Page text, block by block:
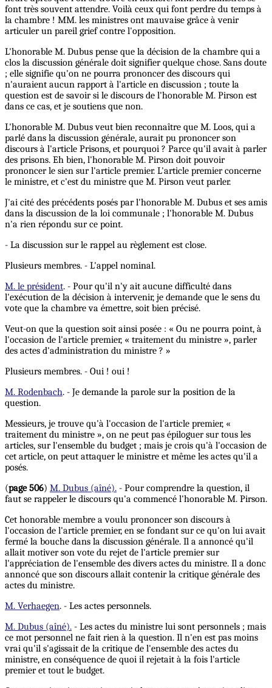
font très souvent attendre. Voilà ceux qui font perdre du temps à
la chambre ! MM. les ministres ont mauvaise grâce à venir
articuler un pareil grief contre l'opposition.
L'honorable M. Dubus pense que la décision de la chambre qui a
clos la discussion générale doit signifier quelque chose. Sans doute
; elle signifie qu'on ne pourra prononcer des discours qui
n'auraient aucun rapport à l'article en discussion ; toute la
question est de savoir si le discours de l'honorable M. Pirson est
dans ce cas, et je soutiens que non.
L'honorable M. Dubus veut bien reconnaître que M. Loos, qui a
parlé dans la discussion générale, aurait pu prononcer son
discours à l'article Prisons, et pourquoi ? Parce qu'il avait à parler
des prisons. Eh bien, l'honorable M. Pirson doit pouvoir
prononcer le sien sur l'article premier. L'article premier concerne
le ministre, et c'est du ministre que M. Pirson veut parler.
J'ai cité des précédents posés par l'honorable M. Dubus et ses amis
dans la discussion de la loi communale ; l'honorable M. Dubus
n'a rien répondu sur ce point.
- La discussion sur le rappel au règlement est close.
Plusieurs membres. - L'appel nominal.
M. le président. - Pour qu'il n'y ait aucune difficulté dans
l'exécution de la décision à intervenir, je demande que le sens du
vote que la chambre va émettre, soit bien précisé.
Veut-on que la question soit ainsi posée : « Ou ne pourra point, à
l'occasion de l'article premier, « traitement du ministre », parler
des actes d'administration du ministre ? »
Plusieurs membres. - Oui ! oui !
M. Rodenbach. - Je demande la parole sur la position de la
question.
Messieurs, je trouve qu'à l'occasion de l'article premier, «
traitement du ministre », on ne peut pas épiloguer sur tous les
articles, sur l'ensemble du budget ; mais je crois qu'à l'occasion de
cet article, on peut attaquer le ministre et même les actes qu'il a
posés.
(page 506) M. Dubus (aîné). - Pour comprendre la question, il
faut se rappeler le discours qu'a commencé l'honorable M. Pirson.
Cet honorable membre a voulu prononcer son discours à
l'occasion de l'article premier, en se fondant sur ce qu'on lui avait
fermé la bouche dans la discussion générale. Il a annoncé qu'il
allait motiver son vote du rejet de l'article premier sur
l'appréciation de l'ensemble des divers actes du ministre. Il a donc
annoncé que son discours allait contenir la critique générale des
actes du ministre.
M. Verhaegen. - Les actes personnels.
M. Dubus (aîné). - Les actes du ministre lui sont personnels ; mais
ce mot personnel ne fait rien à la question. Il n'en est pas moins
vrai qu'il s'agissait de la critique de l'ensemble des actes du
ministre, en conséquence de quoi il rejetait à la fois l'article
premier et tout le budget.